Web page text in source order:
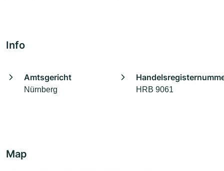
Info
Amtsgericht
Nürnberg HRB 9061
Map